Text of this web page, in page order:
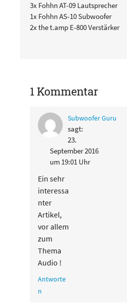
3x Fohhn AT-09 Lautsprecher
1x Fohhn AS-10 Subwoofer
2x the t.amp E-800 Verstärker
1 Kommentar
Subwoofer Guru
sagt:
23.
September 2016
um 19:01 Uhr
Ein sehr
interessa
nter
Artikel,
vor allem
zum
Thema
Audio !
Antworte
n